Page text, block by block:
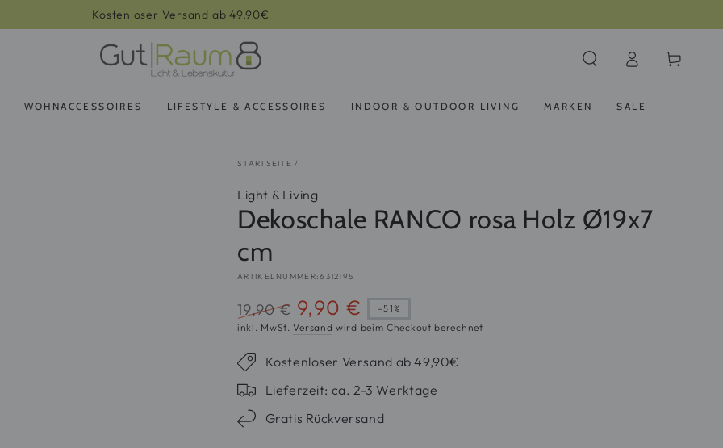
WOHNACCESSOIRES LIFESTYLE & ACCESSOIRES INDOOR & OUTDOOR LIVING MARKEN SALE
EinloggenWarenkorb
STARTSEITE /
Light & Living
Dekoschale RANCO rosa Holz Ø19x7
cm
ARTIKELNUMMER:6312195
Regulärer
19,90 €
Verkaufspreis
9,90 € –51%
inkl. MwSt.Versand wird beim Checkout berechnet
Kostenloser Versand ab 49,90€
Lieferzeit: ca. 2-3 Werktage
Gratis Rückversand